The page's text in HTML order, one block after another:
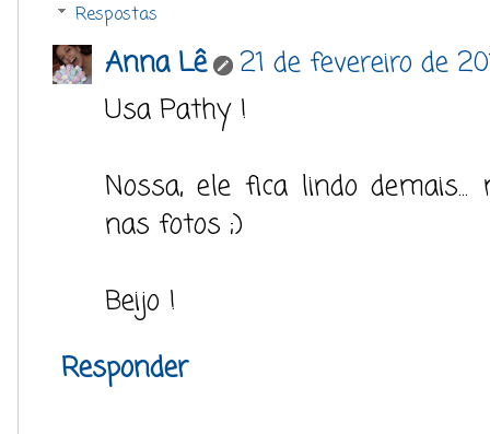
Respostas
Anna Lê
21 de fevereiro de
Usa Pathy !
Nossa, ele fica lindo
nas fotos ;)
Beijo !
Responder